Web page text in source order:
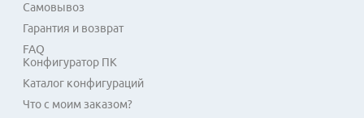
Самовывоз
Гарантия и возврат
FAQ
Конфигуратор ПК
Каталог конфигураций
Что с моим заказом?